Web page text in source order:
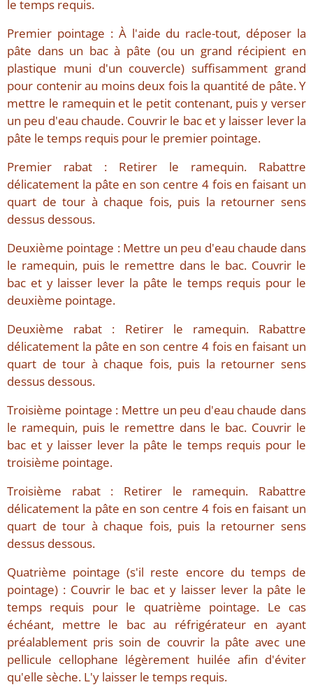
le temps requis.
Premier pointage : À l'aide du racle-tout, déposer la
pâte dans un bac à pâte (ou un grand récipient en
plastique muni d'un couvercle) suffisamment grand
pour contenir au moins deux fois la quantité de pâte. Y
mettre le ramequin et le petit contenant, puis y verser
un peu d'eau chaude. Couvrir le bac et y laisser lever la
pâte le temps requis pour le premier pointage.
Premier rabat : Retirer le ramequin. Rabattre
délicatement la pâte en son centre 4 fois en faisant un
quart de tour à chaque fois, puis la retourner sens
dessus dessous.
Deuxième pointage : Mettre un peu d'eau chaude dans
le ramequin, puis le remettre dans le bac. Couvrir le
bac et y laisser lever la pâte le temps requis pour le
deuxième pointage.
Deuxième rabat : Retirer le ramequin. Rabattre
délicatement la pâte en son centre 4 fois en faisant un
quart de tour à chaque fois, puis la retourner sens
dessus dessous.
Troisième pointage : Mettre un peu d'eau chaude dans
le ramequin, puis le remettre dans le bac. Couvrir le
bac et y laisser lever la pâte le temps requis pour le
troisième pointage.
Troisième rabat : Retirer le ramequin. Rabattre
délicatement la pâte en son centre 4 fois en faisant un
quart de tour à chaque fois, puis la retourner sens
dessus dessous.
Quatrième pointage (s'il reste encore du temps de
pointage) : Couvrir le bac et y laisser lever la pâte le
temps requis pour le quatrième pointage. Le cas
échéant, mettre le bac au réfrigérateur en ayant
préalablement pris soin de couvrir la pâte avec une
pellicule cellophane légèrement huilée afin d'éviter
qu'elle sèche. L'y laisser le temps requis.